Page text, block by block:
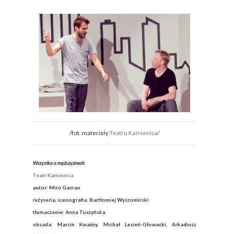
/fot. materiałyTeatru Kamienica/
Wszystko o mężczyznach
Teatr Kamienica
autor: Miro Gavran
reżyseria, scenografia: Bartłomiej Wyszomirski
tłumaczenie: Anna Tuszyńska
obsada: Marcin Kwaśny, Michał Lesień-Głowacki, Arkadiusz